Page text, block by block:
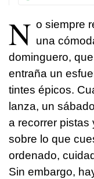
N o siempre
una
dominguero,
entraña un
tintes épicos.
lanza, un
a recorrer pistas
sobre lo que
ordenado,
Sin embargo,